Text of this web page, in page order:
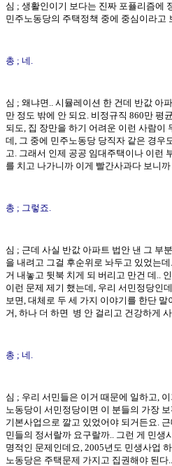
심 ; 생활인이기 보다는 진짜 포퓰리즘에
민주노동당의 주택정책 중에 중심이라고
총 ; 네.
심 ; 왜냐면.. 시뮬레이션 한 건데 반값 아
만 정도 밖에 안 되요. 비정규직 860만 평
되도, 집 장만을 하기 어려운 이런 사람이
데, 그 중에 민주노동당 당직자 같은 경우
고. 그래서 인제 공공 임대주택이나 이런
를 치고 나가니까 이게 빨간사과다 보니
총 ; 그렇죠.
심 ; 근데 사실 반값 아파트 법안 낸 그 부
을 내려고 그걸 후순위로 놔두고 있었는
거 내놓고 뒷북 치게 되 버리고 만건 데..
이런 문제 제기 했는데, 우리 서민정당인
보면, 대체로 두 세 가지 이야기를 한단
거, 하나 더 하면 병 안 걸리고 건강하게
총 ; 네.
심 ; 우리 서민들은 이거 때문에 일하고,
노동당이 서민정당이면 이 분들의 가장
기본사업으로 깔고 있었어야 되거든요.
민들의 정서랄까 요구랄까.. 그런 게 민생
명적인 문제인데요, 2005년도 민생사업
노동당은 주택문제 가지고 집권해야 된